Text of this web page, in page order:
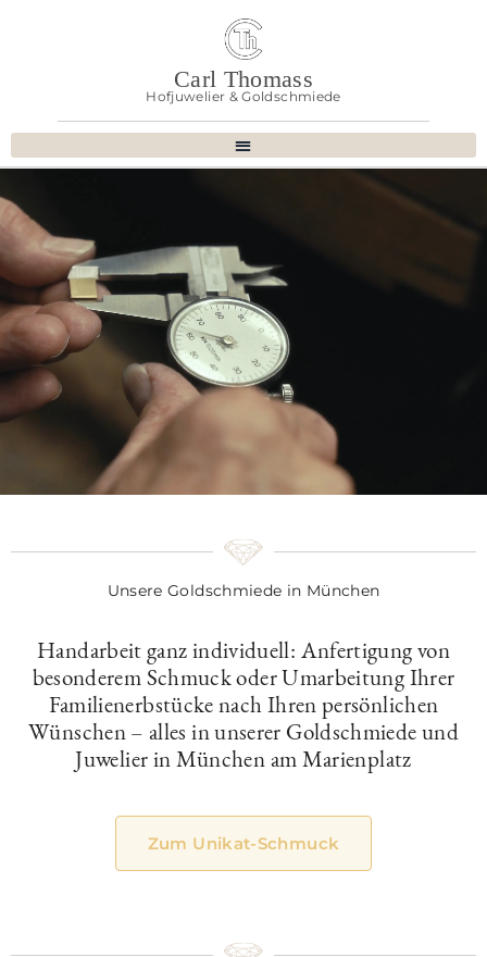
Carl Thomass
Hofjuwelier & Goldschmiede
Unsere Goldschmiede in München
Handarbeit ganz individuell: Anfertigung von
besonderem Schmuck oder Umarbeitung Ihrer
Familienerbstücke nach Ihren persönlichen
Wünschen – alles in unserer Goldschmiede und
Juwelier in München am Marienplatz
Zum Unikat-Schmuck